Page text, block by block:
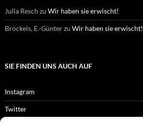
Julia Resch zu Wir haben sie erwischt!
Bröckels, E.-Günterzu Wir haben sie erwischt!
SIE FINDEN UNS AUCH AUF
Instagram
Twitter